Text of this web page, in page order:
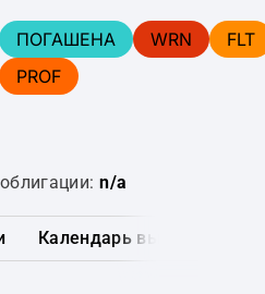
ПОГАШЕНА WRN
FLT
PROF
n/a
Календарь выплат